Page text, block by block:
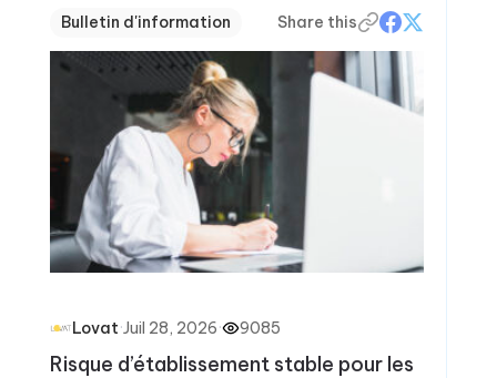
Bulletin d'information Share this
Lovat·Juil 28, 2026· 9085
Risque d’établissement stable pour les